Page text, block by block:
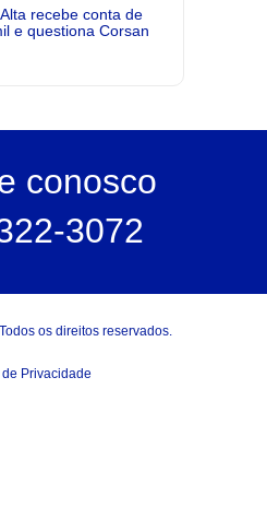
recebe conta de
e questiona Corsan
conosco
3072
. Todos os direitos reservados.
Privacidade